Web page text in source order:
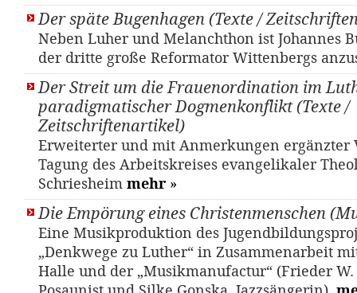
Der späte Bugenhagen (Texte /
Neben Luher und Melanchthon ist Johannes
der dritte große Reformator Wittenbergs
Der Streit um die Frauenordination im
paradigmatischer Dogmenkonflikt (Texte /
Zeitschriftenartikel)
Erweiterter und mit Anmerkungen ergänzter
Tagung des Arbeitskreises evangelikaler
Schriesheim mehr »
Die Empörung eines Christenmenschen
Eine Musikproduktion des
„Denkwege zu Luther“ in Zusammenarbeit
Halle und der „Musikmanufactur“ (Frieder